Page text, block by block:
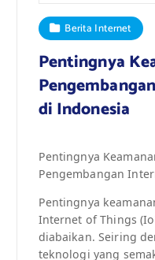
Berita Internet
Pentingnya
di Indonesia
Pentingnya
Pengembangan
Pentingnya
Internet of Things
diabaikan. Seiring
teknologi yang